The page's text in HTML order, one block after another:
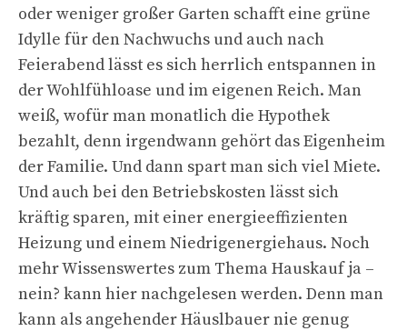
oder weniger großer Garten schafft eine grüne
Idylle für den Nachwuchs und auch nach
Feierabend lässt es sich herrlich entspannen in
der Wohlfühloase und im eigenen Reich. Man
weiß, wofür man monatlich die Hypothek
bezahlt, denn irgendwann gehört das Eigenheim
der Familie. Und dann spart man sich viel Miete.
Und auch bei den Betriebskosten lässt sich
kräftig sparen, mit einer energieeffizienten
Heizung und einem Niedrigenergiehaus. Noch
mehr Wissenswertes zum Thema Hauskauf ja –
nein? kann hier nachgelesen werden. Denn man
kann als angehender Häuslbauer nie genug